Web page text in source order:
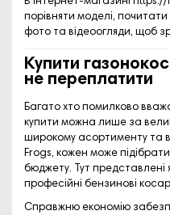
порівняти моделі,
фото та відеоогляди, щоб
Купити
не переплатити
Багато хто помилково
купити можна лише за
широкому асортименту та
Frogs, кожен може
бюджету. Тут представлені
професійні бензинові
Справжню економію